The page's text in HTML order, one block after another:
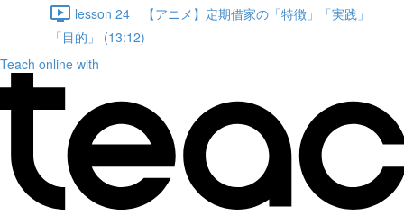
lesson 24 【アニメ】定期借家の「特徴」「実践」
「目的」 (13:12)
Teach online with